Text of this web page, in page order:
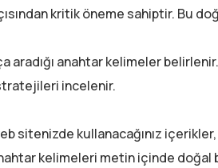
kritik öneme sahiptir. Bu
aradığı anahtar kelimeler belirlenir.
incelenir.
sitenizde kullanacağınız içerikler,
kelimeleri metin içinde doğal